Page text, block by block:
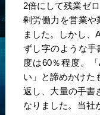
2倍にして残業ゼ
剰労働力を営業や
ました。しかし、
ずし字のような手
度は60％程度。
い」と諦めかけた
返し、大量の手書
なりました。当社